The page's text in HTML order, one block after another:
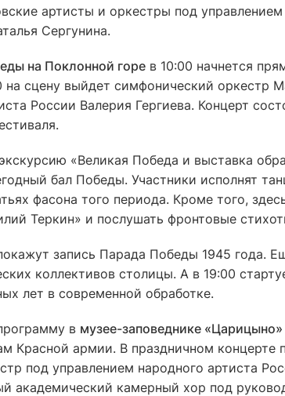
артисты и оркестры под
Сергунина.
на Поклонной горе в 10:00 начнется
сцену выйдет симфонический оркестр
России Валерия Гергиева. Концерт
«Великая Победа и выставка
бал Победы. Участники исполнят
фасона того периода. Кроме того,
Теркин» и послушать фронтовые
запись Парада Победы 1945 года.
коллективов столицы. А в 19:00
лет в современной обработке.
в музее-заповеднике «Царицыно»
Красной армии. В праздничном концерте
под управлением народного артиста
академический камерный хор под